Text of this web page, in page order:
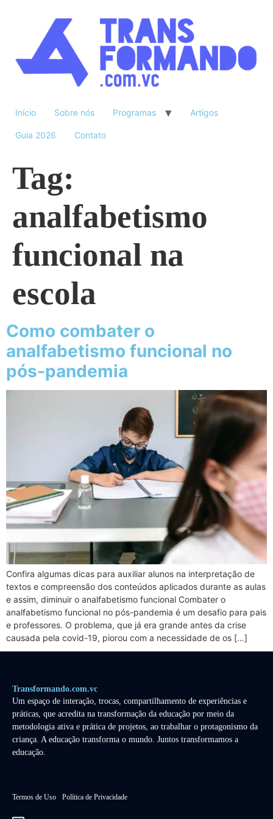
Início Sobre nós Programas Artigos
Guia 2026 Contato
Tag:
analfabetismo
funcional na
escola
Como combater o
analfabetismo funcional no
pós-pandemia
Confira algumas dicas para auxiliar alunos na interpretação de
textos e compreensão dos conteúdos aplicados durante as aulas
e assim, diminuir o analfabetismo funcional Combater o
analfabetismo funcional no pós-pandemia é um desafio para pais
e professores. O problema, que já era grande antes da crise
causada pela covid-19, piorou com a necessidade de os […]
Transformando.com.vc
Um espaço de interação, trocas, compartilhamento de experiências e
práticas, que acredita na transformação da educação por meio da
metodologia ativa e prática de projetos, ao trabalhar o protagonismo da
criança. A educação transforma o mundo. Juntos transformamos a
educação.
Termos de Uso Política de Privacidade